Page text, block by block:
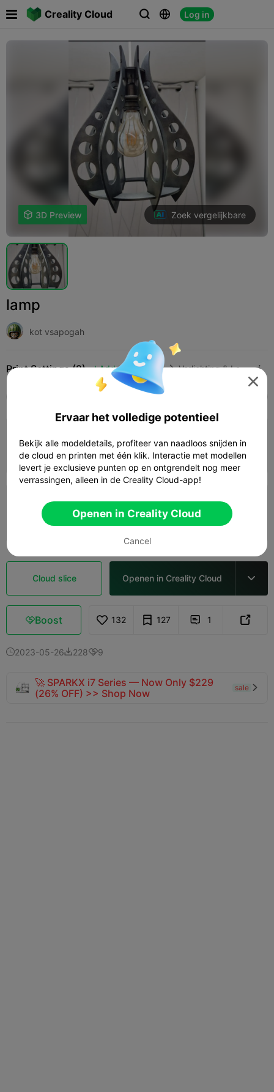
Creality Cloud   Log in
 
 3D Preview Zoek vergelijkbare
lamp
kot vsapogah
Print Settings (2) Add Huishouden  Verlichting & Lampen 
 01h 06m  1 plates  47.19g
0.2mm layer, 2 walls, 15% infill
2 plates 86.87g
Cloud slice Openen in Creality Cloud 
Boost 132 127  1 
2023-05-262289
🚀 SPARKX i7 Series — Now Only $229
(26% OFF) >> Shop Now
sale 

Ervaar het volledige potentieel
Bekijk alle modeldetails, profiteer van naadloos snijden in
de cloud en printen met één klik. Interactie met modellen
levert je exclusieve punten op en ontgrendelt nog meer
verrassingen, alleen in de Creality Cloud-app!
Openen in Creality Cloud
Cancel